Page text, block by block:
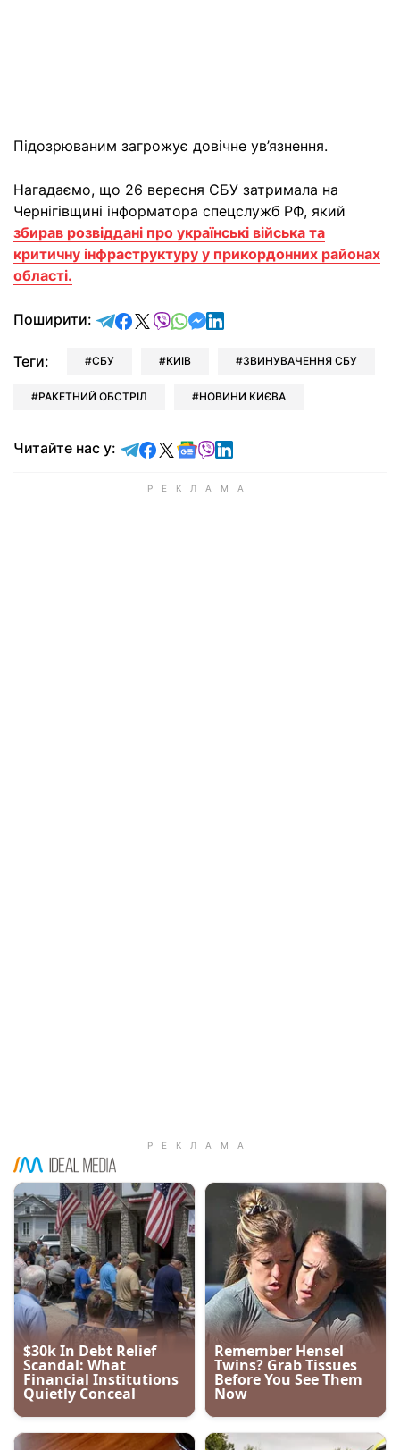
Підозрюваним загрожує довічне ув’язнення.
Нагадаємо, що 26 вересня СБУ затримала на
Чернігівщині інформатора спецслужб РФ, який
збирав розвіддані про українські війська та
критичну інфраструктуру у прикордонних районах
області.
Поширити: відправити у Telegram
поділитись у Facebook
поділитись у X
відправити у Viber
відправити у Whatsapp
відправити у Messenger
відправити у LinkedIn
Теги: СБУ КИІВ ЗВИНУВАЧЕННЯ СБУ
РАКЕТНИЙ ОБСТРІЛ НОВИНИ КИЄВА
Читайте нас у: Читайте у Telegram
Читайте у Facebook
Читайте у X
Читайте у Google news
Читайте у Viber
Читайте у LinkedIn